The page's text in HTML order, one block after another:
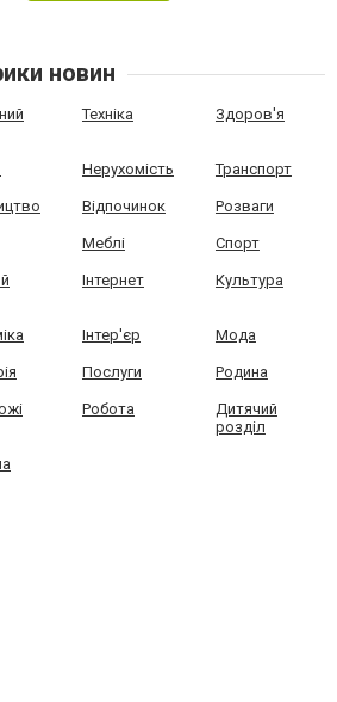
новин
Техніка Здоров'я
Нерухомість Транспорт
Відпочинок Розваги
Меблі Спорт
Інтернет Культура
Інтер'єр Мода
Послуги Родина
Робота
Дитячий
розділ